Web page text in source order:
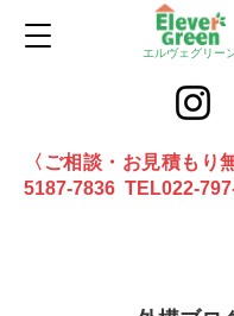
エルヴェグリー
〈ご相談・お見積もり
5187-7836 TEL022-